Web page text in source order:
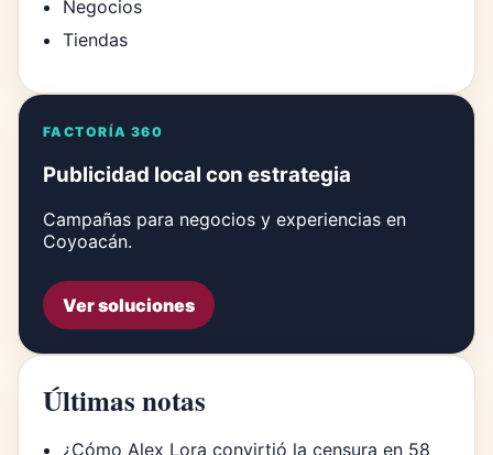
Negocios
Tiendas
FACTORÍA 360
Publicidad local con estrategia
Campañas para negocios y experiencias en
Coyoacán.
Ver soluciones
Últimas notas
¿Cómo Alex Lora convirtió la censura en 58